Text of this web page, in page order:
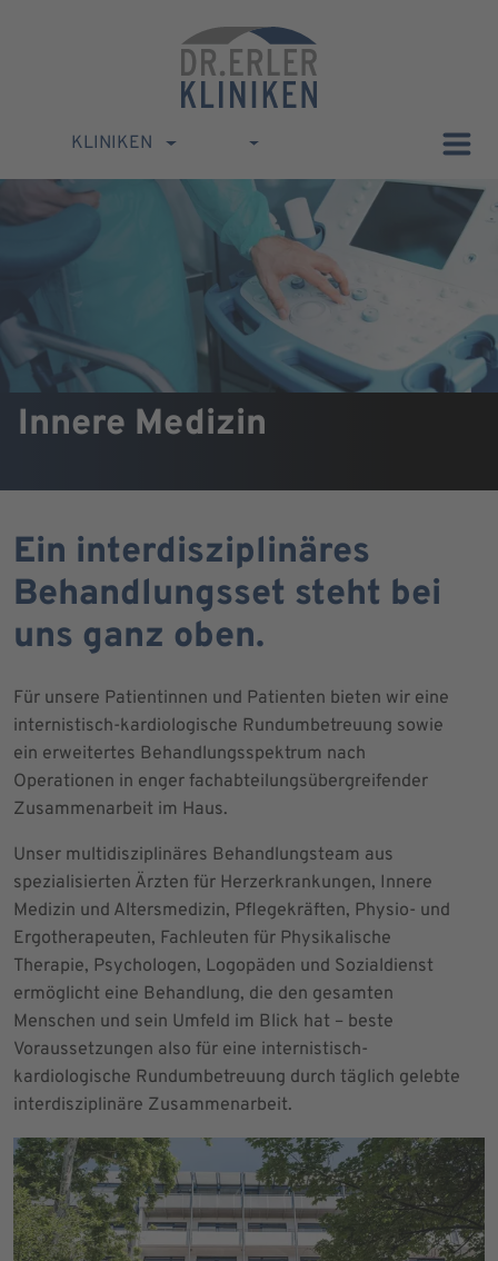
KLINIKEN
Innere Medizin
Ein interdisziplinäres
Behandlungsset steht bei
uns ganz oben.
Für unsere Patientinnen und Patienten bieten wir eine
internistisch-kardiologische Rundumbetreuung sowie
ein erweitertes Behandlungsspektrum nach
Operationen in enger fachabteilungsübergreifender
Zusammenarbeit im Haus.
Unser multidisziplinäres Behandlungsteam aus
spezialisierten Ärzten für Herzerkrankungen, Innere
Medizin und Altersmedizin, Pflegekräften, Physio- und
Ergotherapeuten, Fachleuten für Physikalische
Therapie, Psychologen, Logopäden und Sozialdienst
ermöglicht eine Behandlung, die den gesamten
Menschen und sein Umfeld im Blick hat – beste
Voraussetzungen also für eine internistisch-
kardiologische Rundumbetreuung durch täglich gelebte
interdisziplinäre Zusammenarbeit.